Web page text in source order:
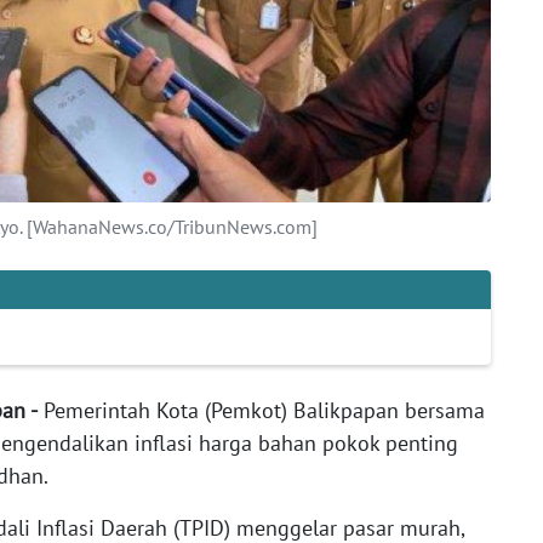
[WahanaNews.co/TribunNews.com]
-Pemerintah Kota (Pemkot) Balikpapan bersama
inflasi harga bahan pokok penting
Inflasi Daerah (TPID) menggelar pasar murah,